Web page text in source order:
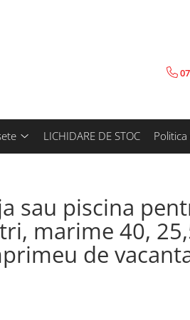
LICHIDARE DE STOC
sau piscina
marime 40,
de